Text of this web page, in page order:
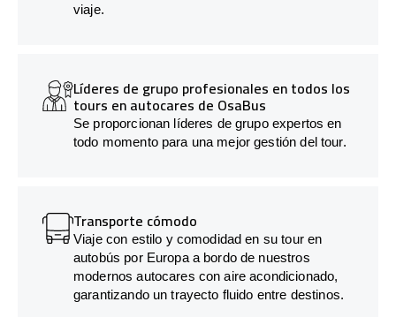
viaje.
Líderes de grupo profesionales en todos los
tours en autocares de OsaBus
Se proporcionan líderes de grupo expertos en
todo momento para una mejor gestión del tour.
Transporte cómodo
Viaje con estilo y comodidad en su tour en
autobús por Europa a bordo de nuestros
modernos autocares con aire acondicionado,
garantizando un trayecto fluido entre destinos.